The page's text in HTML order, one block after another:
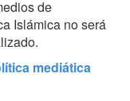
de
Islámica no será
mediática